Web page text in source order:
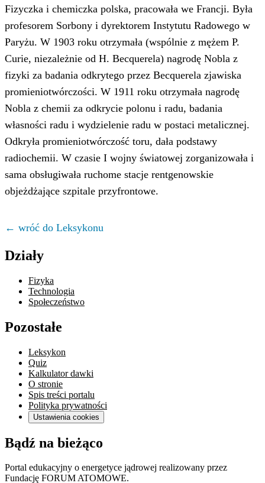
Fizyczka i chemiczka polska, pracowała we Francji. Była
profesorem Sorbony i dyrektorem Instytutu Radowego w
Paryżu. W 1903 roku otrzymała (wspólnie z mężem P.
Curie, niezależnie od H. Becquerela) nagrodę Nobla z
fizyki za badania odkrytego przez Becquerela zjawiska
promieniotwórczości. W 1911 roku otrzymała nagrodę
Nobla z chemii za odkrycie polonu i radu, badania
własności radu i wydzielenie radu w postaci metalicznej.
Odkryła promieniotwórczość toru, dała podstawy
radiochemii. W czasie I wojny światowej zorganizowała i
sama obsługiwała ruchome stacje rentgenowskie
objeżdżające szpitale przyfrontowe.
← wróć do Leksykonu
Działy
Fizyka
Technologia
Społeczeństwo
Pozostałe
Leksykon
Quiz
Kalkulator dawki
O stronie
Spis treści portalu
Polityka prywatności
Ustawienia cookies
Bądź na bieżąco
Portal edukacyjny o energetyce jądrowej realizowany przez
Fundację FORUM ATOMOWE.